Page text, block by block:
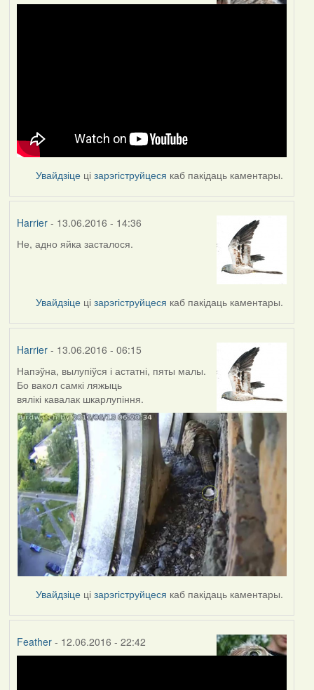
Увайдзіце цізарэгіструйцеся каб пакідаць каментары.
Harrier- 13.06.2016 - 14:36
Не, адно яйка засталося.
Увайдзіце цізарэгіструйцеся каб пакідаць каментары.
Harrier- 13.06.2016 - 06:15
Напэўна, вылупіўся і астатні, пяты малы.
Бо вакол самкі ляжыць
вялікі кавалак шкарлупіння.
Увайдзіце цізарэгіструйцеся каб пакідаць каментары.
Feather- 12.06.2016 - 22:42